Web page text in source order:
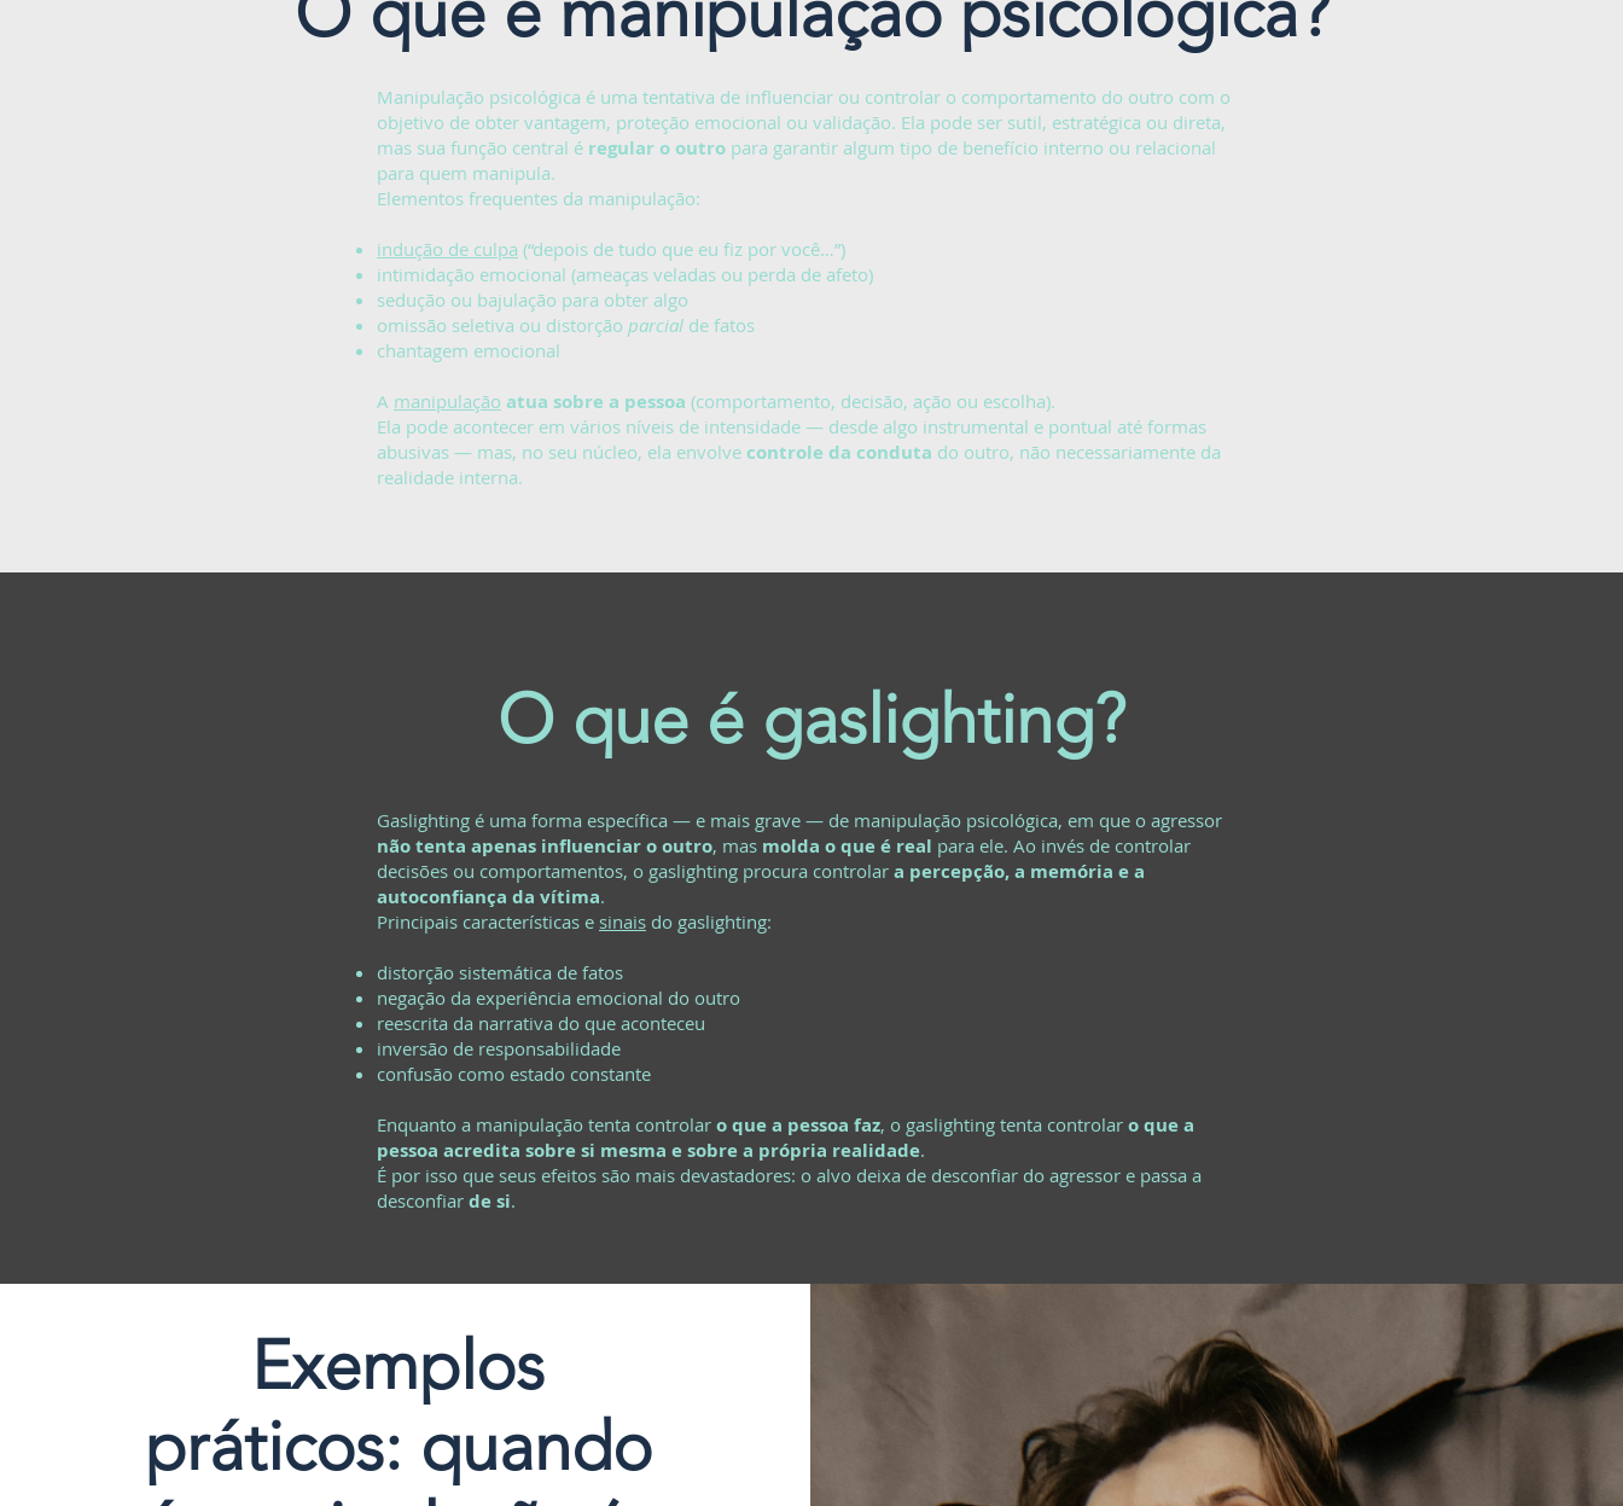
Manipulação psicológica é uma tentativa de influenciar ou controlar o comportamento do outro com o
objetivo de obter vantagem, proteção emocional ou validação. Ela pode ser sutil, estratégica ou direta,
mas sua função central é regular o outro para garantir algum tipo de benefício interno ou relacional
para quem manipula.
Elementos frequentes da manipulação:
indução de culpa (“depois de tudo que eu fiz por você…”)
intimidação emocional (ameaças veladas ou perda de afeto)
sedução ou bajulação para obter algo
omissão seletiva ou distorção parcial de fatos
chantagem emocional
A manipulação atua sobre a pessoa (comportamento, decisão, ação ou escolha).
Ela pode acontecer em vários níveis de intensidade — desde algo instrumental e pontual até formas
abusivas — mas, no seu núcleo, ela envolve controle da conduta do outro, não necessariamente da
realidade interna.
O que é gaslighting?
Gaslighting é uma forma específica — e mais grave — de manipulação psicológica, em que o agressor
não tenta apenas influenciar o outro, mas molda o que é real para ele. Ao invés de controlar
decisões ou comportamentos, o gaslighting procura controlar a percepção, a memória e a
autoconfiança da vítima.
Principais características e sinais do gaslighting:
distorção sistemática de fatos
negação da experiência emocional do outro
reescrita da narrativa do que aconteceu
inversão de responsabilidade
confusão como estado constante
Enquanto a manipulação tenta controlar o que a pessoa faz, o gaslighting tenta controlar o que a
pessoa acredita sobre si mesma e sobre a própria realidade.
É por isso que seus efeitos são mais devastadores: o alvo deixa de desconfiar do agressor e passa a
desconfiar de si.
Exemplos
práticos: quando